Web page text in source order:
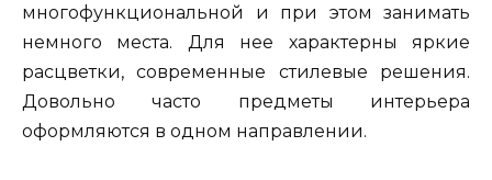
многофункциональной и при этом занимать
немного места. Для нее характерны яркие
расцветки, современные стилевые решения.
Довольно часто предметы интерьера
оформляются в одном направлении.